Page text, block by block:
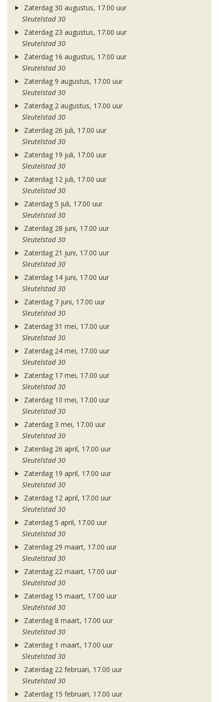
Zaterdag 30 augustus, 17.00 uur
Sleutelstad 30
Zaterdag 23 augustus, 17.00 uur
Sleutelstad 30
Zaterdag 16 augustus, 17.00 uur
Sleutelstad 30
Zaterdag 9 augustus, 17.00 uur
Sleutelstad 30
Zaterdag 2 augustus, 17.00 uur
Sleutelstad 30
Zaterdag 26 juli, 17.00 uur
Sleutelstad 30
Zaterdag 19 juli, 17.00 uur
Sleutelstad 30
Zaterdag 12 juli, 17.00 uur
Sleutelstad 30
Zaterdag 5 juli, 17.00 uur
Sleutelstad 30
Zaterdag 28 juni, 17.00 uur
Sleutelstad 30
Zaterdag 21 juni, 17.00 uur
Sleutelstad 30
Zaterdag 14 juni, 17.00 uur
Sleutelstad 30
Zaterdag 7 juni, 17.00 uur
Sleutelstad 30
Zaterdag 31 mei, 17.00 uur
Sleutelstad 30
Zaterdag 24 mei, 17.00 uur
Sleutelstad 30
Zaterdag 17 mei, 17.00 uur
Sleutelstad 30
Zaterdag 10 mei, 17.00 uur
Sleutelstad 30
Zaterdag 3 mei, 17.00 uur
Sleutelstad 30
Zaterdag 26 april, 17.00 uur
Sleutelstad 30
Zaterdag 19 april, 17.00 uur
Sleutelstad 30
Zaterdag 12 april, 17.00 uur
Sleutelstad 30
Zaterdag 5 april, 17.00 uur
Sleutelstad 30
Zaterdag 29 maart, 17.00 uur
Sleutelstad 30
Zaterdag 22 maart, 17.00 uur
Sleutelstad 30
Zaterdag 15 maart, 17.00 uur
Sleutelstad 30
Zaterdag 8 maart, 17.00 uur
Sleutelstad 30
Zaterdag 1 maart, 17.00 uur
Sleutelstad 30
Zaterdag 22 februari, 17.00 uur
Sleutelstad 30
Zaterdag 15 februari, 17.00 uur